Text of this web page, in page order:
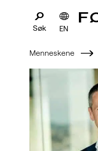
Søk EN
Menneskene